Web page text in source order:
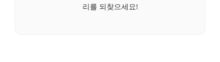
리를 되찾으세요!